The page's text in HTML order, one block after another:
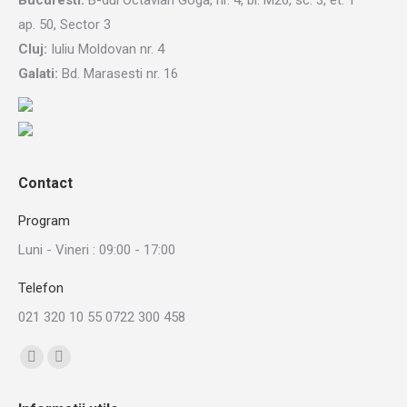
ap. 50, Sector 3
Cluj: Iuliu Moldovan nr. 4
Galati: Bd. Marasesti nr. 16
Contact
Program
Luni - Vineri : 09:00 - 17:00
Telefon
021 320 10 55 0722 300 458
Find us on: